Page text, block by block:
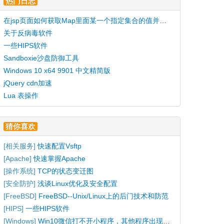
关于反病毒软件
一些HIPS软件
Sandboxie沙盘防御工具
Windows 10 x64 9901 中文精简版
jQuery cdn加速
Lua 表操作
猜你喜欢
[相关服务] 快速配置Vsftp
[Apache] 快速掌握Apache
[操作系统] TCP的状态变迁图
[安全防护] 浅谈Linux优化及安全配置
[FreeBSD] FreeBSD--Unix/Linux上的后门技术和防范
[HIPS] 一些HIPS软件
[Windows] Win10微信打不开小程序，其他程序出现找不到HID.DLL的解决办法